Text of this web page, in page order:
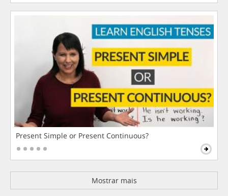
Present Simple or Present Continuous?
Mostrar mais